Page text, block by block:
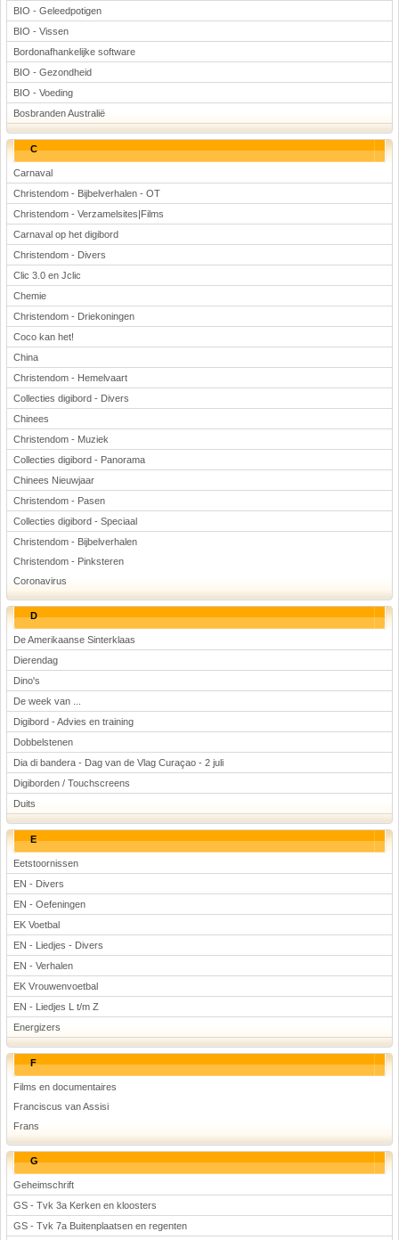
BIO - Geleedpotigen
BIO - Vissen
Bordonafhankelijke software
BIO - Gezondheid
BIO - Voeding
Bosbranden Australië
C
Carnaval
Christendom - Bijbelverhalen - OT
Christendom - Verzamelsites|Films
Carnaval op het digibord
Christendom - Divers
Clic 3.0 en Jclic
Chemie
Christendom - Driekoningen
Coco kan het!
China
Christendom - Hemelvaart
Collecties digibord - Divers
Chinees
Christendom - Muziek
Collecties digibord - Panorama
Chinees Nieuwjaar
Christendom - Pasen
Collecties digibord - Speciaal
Christendom - Bijbelverhalen
Christendom - Pinksteren
Coronavirus
D
De Amerikaanse Sinterklaas
Dierendag
Dino's
De week van ...
Digibord - Advies en training
Dobbelstenen
Dia di bandera - Dag van de Vlag Curaçao - 2 juli
Digiborden / Touchscreens
Duits
E
Eetstoornissen
EN - Divers
EN - Oefeningen
EK Voetbal
EN - Liedjes - Divers
EN - Verhalen
EK Vrouwenvoetbal
EN - Liedjes L t/m Z
Energizers
F
Films en documentaires
Franciscus van Assisi
Frans
G
Geheimschrift
GS - Tvk 3a Kerken en kloosters
GS - Tvk 7a Buitenplaatsen en regenten